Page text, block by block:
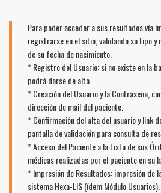
Para poder acceder a sus resultados vía
registrarse en el sitio, validando su tipo y
de su fecha de nacimiento.
* Registro del Usuario: si no existe en la
podrá darse de alta.
* Creación del Usuario y la Contraseña,
dirección de mail del paciente.
* Confirmación del alta del usuario y link
pantalla de validación para consulta de
* Acceso del Paciente a la Lista de sus
médicas realizadas por el paciente en su
* Impresión de Resultados: impresión de
sistema Hexa-LIS (ídem Módulo Usuarios).